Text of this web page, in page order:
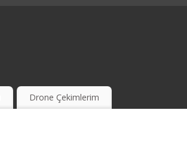
Drone Çekimlerim